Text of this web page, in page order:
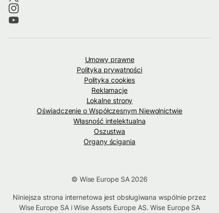
Umowy prawne
Polityka prywatności
Polityka cookies
Reklamacje
Lokalne strony
Oświadczenie o Współczesnym Niewolnictwie
Własność intelektualna
Oszustwa
Organy ścigania
© Wise Europe SA 2026
Niniejsza strona internetowa jest obsługiwana wspólnie przez
Wise Europe SA i Wise Assets Europe AS. Wise Europe SA